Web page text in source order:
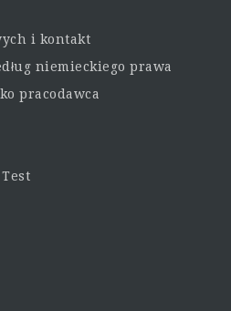
i kontakt
niemieckiego prawa
pracodawca